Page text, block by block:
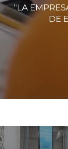
"LA
DE